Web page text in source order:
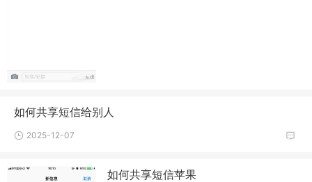
如何共享短信给别人
2025-12-07
如何共享短信苹果